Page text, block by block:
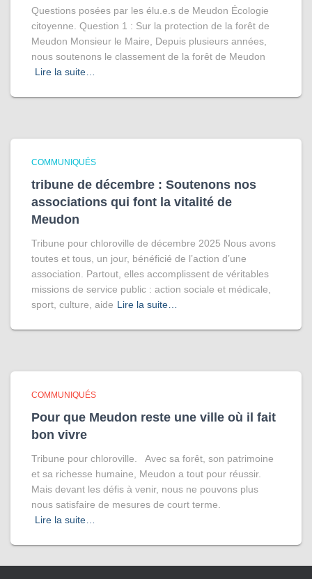
Questions posées par les élu.e.s de Meudon Écologie
citoyenne. Question 1 : Sur la protection de la forêt de
Meudon Monsieur le Maire, Depuis plusieurs années,
nous soutenons le classement de la forêt de Meudon
Lire la suite…
COMMUNIQUÉS
tribune de décembre : Soutenons nos
associations qui font la vitalité de
Meudon
Tribune pour chloroville de décembre 2025 Nous avons
toutes et tous, un jour, bénéficié de l’action d’une
association. Partout, elles accomplissent de véritables
missions de service public : action sociale et médicale,
sport, culture, aide Lire la suite…
COMMUNIQUÉS
Pour que Meudon reste une ville où il fait
bon vivre
Tribune pour chloroville. Avec sa forêt, son patrimoine
et sa richesse humaine, Meudon a tout pour réussir.
Mais devant les défis à venir, nous ne pouvons plus
nous satisfaire de mesures de court terme.
Lire la suite…